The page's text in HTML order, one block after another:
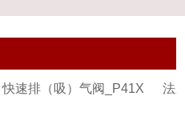
快速排（吸）气阀_P41X 法